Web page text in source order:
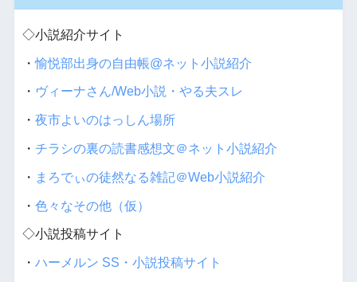
◇小説紹介サイト
・愉悦部出身の自由帳@ネット小説紹介
・ ヴィーナさん/Web小説・やる夫スレ
・ 夜市よいのはっしん場所
・ チラシの裏の読書感想文＠ネット小説紹介
・ まろでぃの徒然なる雑記＠Web小説紹介
・ 色々なその他（仮）
◇小説投稿サイト
・ ハーメルン SS・小説投稿サイト